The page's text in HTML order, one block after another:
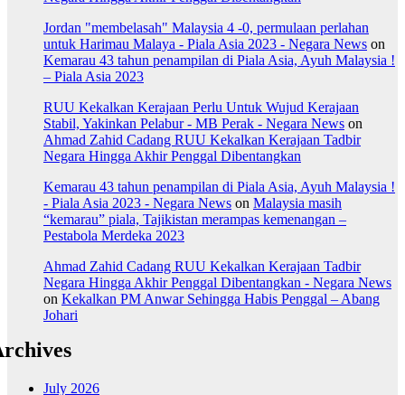
Jordan "membelasah" Malaysia 4 -0, permulaan perlahan
untuk Harimau Malaya - Piala Asia 2023 - Negara News on
Kemarau 43 tahun penampilan di Piala Asia, Ayuh Malaysia !
– Piala Asia 2023
RUU Kekalkan Kerajaan Perlu Untuk Wujud Kerajaan
Stabil, Yakinkan Pelabur - MB Perak - Negara News on
Ahmad Zahid Cadang RUU Kekalkan Kerajaan Tadbir
Negara Hingga Akhir Penggal Dibentangkan
Kemarau 43 tahun penampilan di Piala Asia, Ayuh Malaysia !
- Piala Asia 2023 - Negara News on Malaysia masih
“kemarau” piala, Tajikistan merampas kemenangan –
Pestabola Merdeka 2023
Ahmad Zahid Cadang RUU Kekalkan Kerajaan Tadbir
Negara Hingga Akhir Penggal Dibentangkan - Negara News
on Kekalkan PM Anwar Sehingga Habis Penggal – Abang
Johari
July 2026